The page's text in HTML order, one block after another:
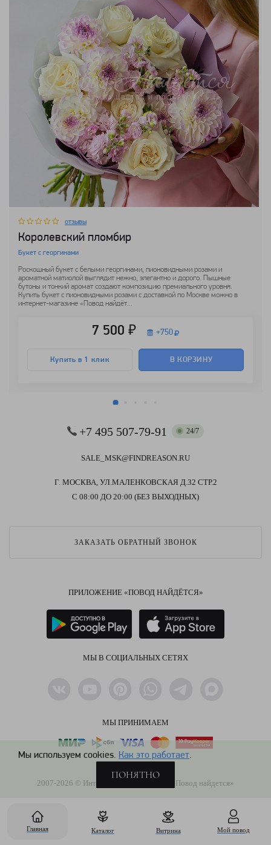
Мы используем cookies. Как это работает.
ПОНЯТНО
отзывы
Королевский пломбир
Букет с георгинами
Роскошный букет с белыми георгинами, пионовидными розами и
ароматной матиолой выглядит нежно, элегантно и дорого. Пышные
бутоны и тонкий аромат создают композицию премиального уровня.
Купить букет с пионовидными розами с доставкой по Москве можно в
интернет-магазине «Повод найдёт...
7 500 ₽ +750
Купить в 1 клик В КОРЗИНУ
+7 495 507-79-91 24/7
SALE_MSK@FINDREASON.RU
Г. МОСКВА, УЛ.МАЛЕНКОВСКАЯ Д.32 СТР.2
С 08:00 ДО 20:00 (БЕЗ ВЫХОДНЫХ)
ЗАКАЗАТЬ ОБРАТНЫЙ ЗВОНОК
ПРИЛОЖЕНИЕ «ПОВОД НАЙДЁТСЯ»
МЫ В СОЦИАЛЬНЫХ СЕТЯХ
МЫ ПРИНИМАЕМ
2007-2026 © Интернет-магазин цветов «Повод найдется»
Политика обработки ПД
Главная Каталог Витрина Мой повод